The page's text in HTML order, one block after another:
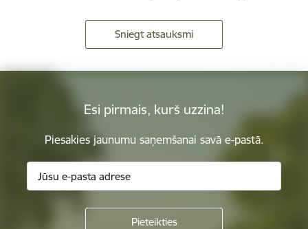
Sniegt atsauksmi
Esi pirmais, kurš uzzina!
Piesakies jaunumu saņemšanai savā e-pastā.